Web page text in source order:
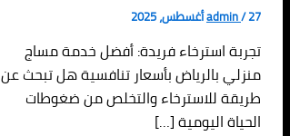
admin/27 أغسطس، 2025
تجربة استرخاء فريدة: أفضل خدمة مساج
منزلي بالرياض بأسعار تنافسية هل تبحث عن
طريقة للاسترخاء والتخلص من ضغوطات
الحياة اليومية […]